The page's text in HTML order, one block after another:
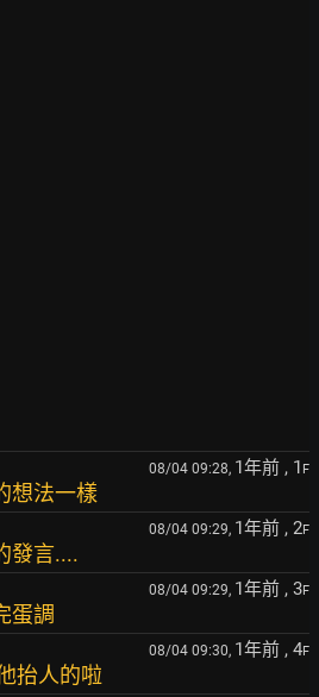
08/04 09:28, 1年前 , 1 F
想法一樣
08/04 09:29, 1年前 , 2F
發言....
08/04 09:29, 1年前 , 3F
蛋調
08/04 09:30, 1年前 , 4F
抬人的啦